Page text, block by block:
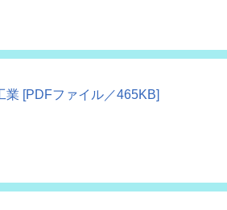
業 [PDFファイル／465KB]